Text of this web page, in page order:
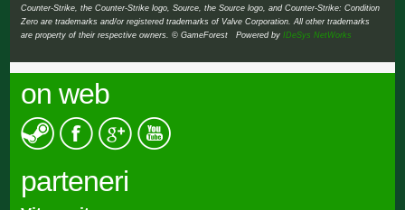
Counter-Strike, the Counter-Strike logo, Source, the Source logo, and Counter-Strike: Condition
Zero are trademarks and/or registered trademarks of Valve Corporation. All other trademarks
are property of their respective owners. © GameForest Powered byIDeSys NetWorks
on web
parteneri